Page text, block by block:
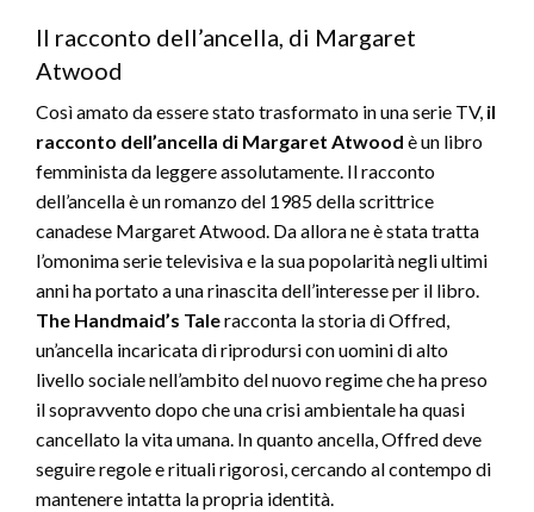
Il racconto dell’ancella, di Margaret
Atwood
Così amato da essere stato trasformato in una serie TV, il
racconto dell’ancella di Margaret Atwood è un libro
femminista da leggere assolutamente. Il racconto
dell’ancella è un romanzo del 1985 della scrittrice
canadese Margaret Atwood. Da allora ne è stata tratta
l’omonima serie televisiva e la sua popolarità negli ultimi
anni ha portato a una rinascita dell’interesse per il libro.
The Handmaid’s Taleracconta la storia di Offred,
un’ancella incaricata di riprodursi con uomini di alto
livello sociale nell’ambito del nuovo regime che ha preso
il sopravvento dopo che una crisi ambientale ha quasi
cancellato la vita umana. In quanto ancella, Offred deve
seguire regole e rituali rigorosi, cercando al contempo di
mantenere intatta la propria identità.